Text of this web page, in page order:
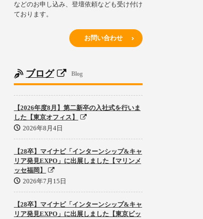
などのお申し込み、登壇依頼なども受け付け
ております。
お問い合わせ
ブログ Blog
【2026年度8月】第二新卒の入社式を行いま
した【東京オフィス】
2026年8月4日
【28卒】マイナビ「インターンシップ&キャ
リア発見EXPO」に出展しました【マリンメ
ッセ福岡】
2026年7月15日
【28卒】マイナビ「インターンシップ&キャ
リア発見EXPO」に出展しました【東京ビッ